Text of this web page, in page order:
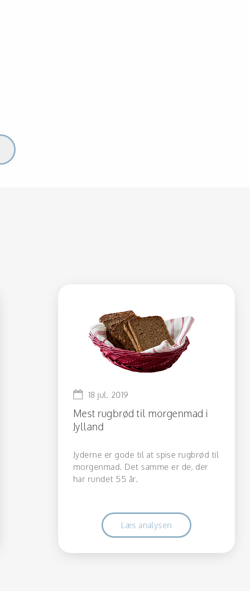
18 jul. 2019
Mest rugbrød til morgenmad i
Jylland
Jyderne er gode til at spise rugbrød til
morgenmad. Det samme er de, der
har rundet 55 år.
Læs analysen